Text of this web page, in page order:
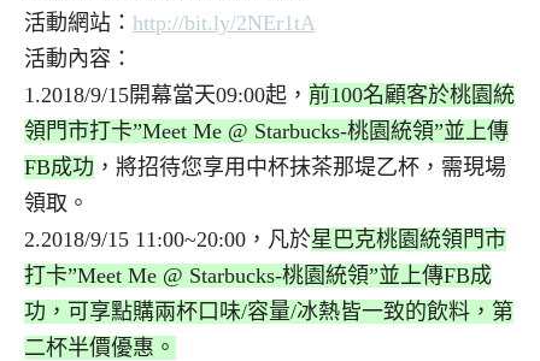
活動網站： http://bit.ly/2NEr1tA
活動內容：
1.2018/9/15開幕當天09:00起， 前100名顧客於桃園統
領門市打卡”Meet Me @ Starbucks-桃園統領”並上傳
FB成功 ，將招待您享用中杯抹茶那堤乙杯，需現場
領取。
2.2018/9/15 11:00~20:00，凡於星巴克桃園統領門市
打卡”Meet Me @ Starbucks-桃園統領”並上傳FB成
功，可享點購兩杯口味/容量/冰熱皆一致的飲料，第
二杯半價優惠。